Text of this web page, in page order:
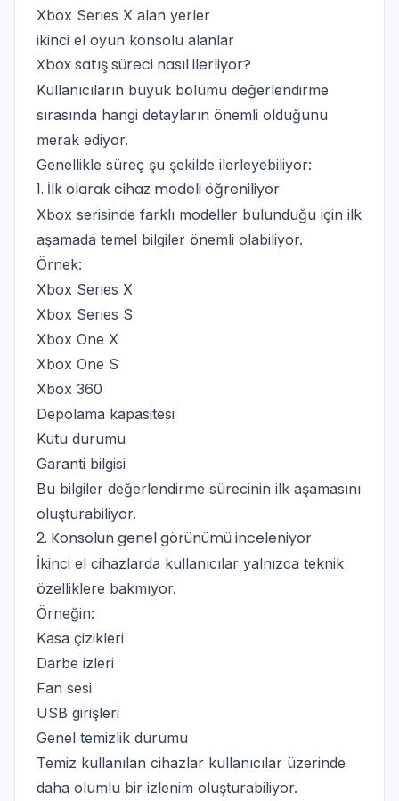
Xbox Series X alan yerler
ikinci el oyun konsolu alanlar
Xbox satış süreci nasıl ilerliyor?
Kullanıcıların büyük bölümü değerlendirme
sırasında hangi detayların önemli olduğunu
merak ediyor.
Genellikle süreç şu şekilde ilerleyebiliyor:
1. İlk olarak cihaz modeli öğreniliyor
Xbox serisinde farklı modeller bulunduğu için ilk
aşamada temel bilgiler önemli olabiliyor.
Örnek:
Xbox Series X
Xbox Series S
Xbox One X
Xbox One S
Xbox 360
Depolama kapasitesi
Kutu durumu
Garanti bilgisi
Bu bilgiler değerlendirme sürecinin ilk aşamasını
oluşturabiliyor.
2. Konsolun genel görünümü inceleniyor
İkinci el cihazlarda kullanıcılar yalnızca teknik
özelliklere bakmıyor.
Örneğin:
Kasa çizikleri
Darbe izleri
Fan sesi
USB girişleri
Genel temizlik durumu
Temiz kullanılan cihazlar kullanıcılar üzerinde
daha olumlu bir izlenim oluşturabiliyor.